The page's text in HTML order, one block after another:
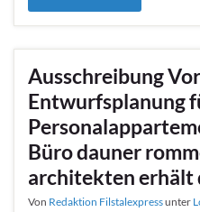
Ausschreibung
Entwurfsplanung
Büro dauner
architekten erhält
Von Redaktion Filstalexpressunter